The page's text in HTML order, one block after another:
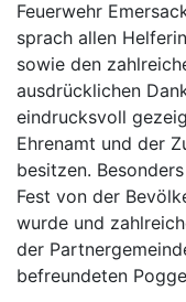
Feuerwehr
sprach allen
sowie den
ausdrücklichen
eindrucksvoll
Ehrenamt und der
besitzen.
Fest von der
wurde und
der
befreundeten